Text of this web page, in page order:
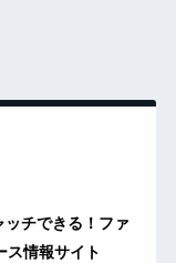
チできる！ファ
ス情報サイト